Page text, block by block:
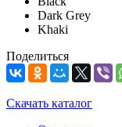
Dark Grey
Khaki
Поделиться
Скачать каталог